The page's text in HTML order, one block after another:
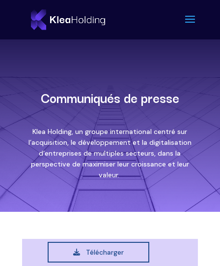
Communiqués de presse
Klea Holding, un groupe international centré sur
l’acquisition, le développement et la digitalisation
d’entreprises de multiples secteurs, dans la
perspective de maximiser leur croissance et leur
valeur.
Télécharger